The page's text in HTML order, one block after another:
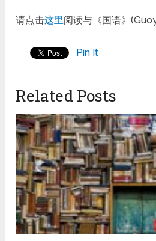
请点击这里阅读与《国语》
Pin It
Related Posts